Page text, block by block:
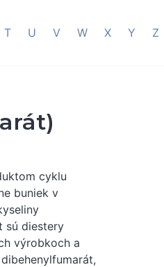
T U V W X Y Z
cyklu
buniek v
sú diestery
výrobkoch a